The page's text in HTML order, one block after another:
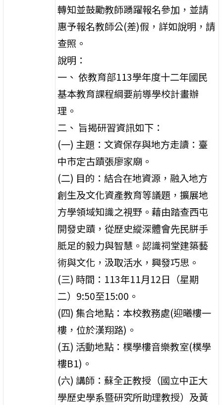
轉知並鼓勵教師踴躍報名參加，並請
惠予報名教師公(差)假，詳如說明，請
查照。
說明：
一、 依教育部113學年度十二年國民
基本教育課程綱要前導學校計畫辦
理。
二、 旨揭研習資訊如下：
(一) 主題：文資保存與地方走讀：臺
中市定古蹟張廖家廟。
(二) 目的：結合在地資源，融入地方
創生及文化資產教育等議題，擴展地
方學領域知識之視野。藉由踏查西屯
開發史蹟，從歷史縱深體會先民胼手
胝足的毅力與智慧。認識祠堂建築藝
術與文化，汲取活水，興發巧思。
(三) 時間：113年11月12日（星期
二）9:50至15:00。
(四) 集合地點：本校教務處(迎曦樓一
樓，位於漢翔路)。
(五) 活動地點：樸學樓音樂教室(樸學
樓B1)。
(六) 講師：蘇全正教授（國立中正大
學歷史學系暨研究所助理教授）及黃